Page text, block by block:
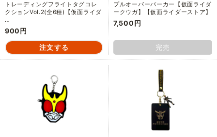
トレーディングフライトタグコレ
クションVol.2(全6種)【仮面ライダ
…
900円
プルオーバーパーカー【仮面ライダ
ークウガ】【仮面ライダーストア】
7,500円
完売